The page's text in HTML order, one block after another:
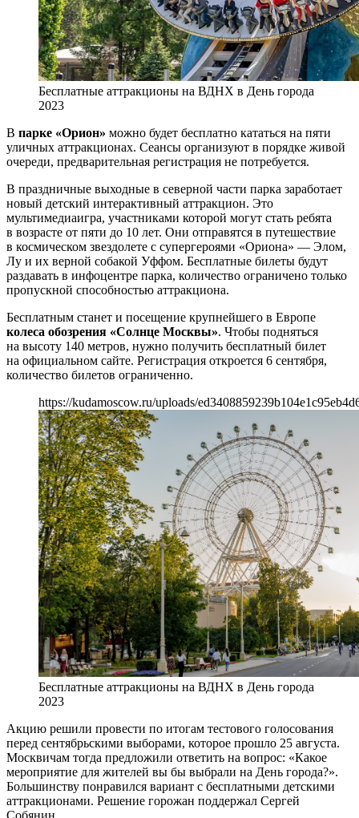
Бесплатные аттракционы на ВДНХ в День города
2023
В парке «Орион» можно будет бесплатно кататься на пяти
уличных аттракционах. Сеансы организуют в порядке живой
очереди, предварительная регистрация не потребуется.
В праздничные выходные в северной части парка заработает
новый детский интерактивный аттракцион. Это
мультимедиаигра, участниками которой могут стать ребята
в возрасте от пяти до 10 лет. Они отправятся в путешествие
в космическом звездолете с супергероями «Ориона» — Элом,
Лу и их верной собакой Уффом. Бесплатные билеты будут
раздавать в инфоцентре парка, количество ограничено только
пропускной способностью аттракциона.
Бесплатным станет и посещение крупнейшего в Европе
колеса обозрения «Солнце Москвы». Чтобы подняться
на высоту 140 метров, нужно получить бесплатный билет
на официальном сайте. Регистрация откроется 6 сентября,
количество билетов ограниченно.
https://kudamoscow.ru/uploads/
Бесплатные аттракционы на ВДНХ в День города
2023
Акцию решили провести по итогам тестового голосования
перед сентябрьскими выборами, которое прошло 25 августа.
Москвичам тогда предложили ответить на вопрос: «Какое
мероприятие для жителей вы бы выбрали на День города?».
Большинству понравился вариант с бесплатными детскими
аттракционами. Решение горожан поддержал Сергей
Собянин.